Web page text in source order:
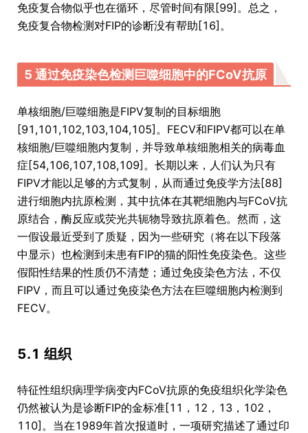
免疫复合物似乎也在循环，尽管时间有限[99]。总之，
免疫复合物检测对FIP的诊断没有帮助[16]。
5 通过免疫染色检测巨噬细胞中的FCoV抗原
单核细胞/巨噬细胞是FIPV复制的目标细胞
[91,101,102,103,104,105]。FECV和FIPV都可以在单
核细胞/巨噬细胞内复制，并导致单核细胞相关的病毒血
症[54,106,107,108,109]。长期以来，人们认为只有
FIPV才能以足够的方式复制，从而通过免疫学方法[88]
进行细胞内抗原检测，其中抗体在其靶细胞内与FCoV抗
原结合，酶反应或荧光共轭物导致抗原着色。然而，这
一假设最近受到了质疑，因为一些研究（将在以下段落
中显示）也检测到未患有FIP的猫的阳性免疫染色。这些
假阳性结果的性质仍不清楚；通过免疫染色方法，不仅
FIPV，而且可以通过免疫染色方法在巨噬细胞内检测到
FECV。
5.1 组织
特征性组织病理学病变内FCoV抗原的免疫组织化学染色
仍然被认为是诊断FIP的金标准[11，12，13，102，
110]。当在1989年首次报道时，一项研究描述了通过印